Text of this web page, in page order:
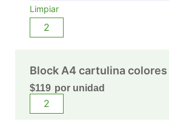
Limpiar
Block A4 cartulina
$119 por unidad